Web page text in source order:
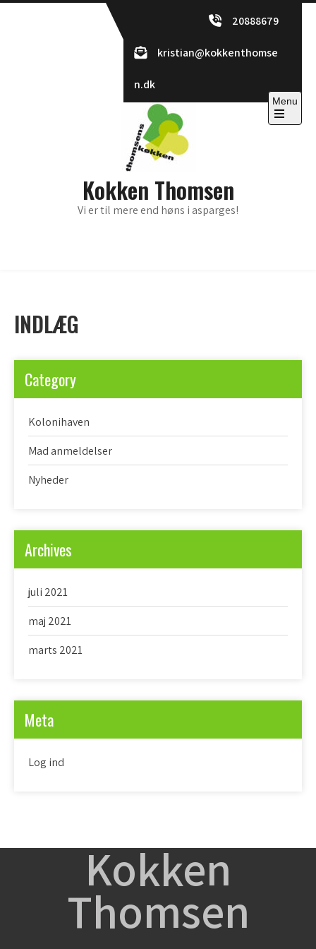
Skip
20888679
kristian@kokkenthomse
n.dk
Kokken Thomsen
Vi er til mere end høns i asparges!
Menu
Open
INDLÆG
Category
Kolonihaven
Mad anmeldelser
Nyheder
Archives
juli 2021
maj 2021
marts 2021
Meta
Log ind
Kokken
Thomsen